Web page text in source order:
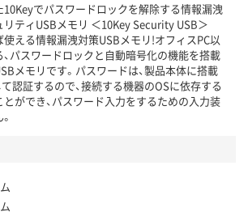
でパスワードロックを解除する情報漏洩
ティUSBメモリ ＜10Key Security USB＞
える情報漏洩対策USBメモリ!オフィスPC以
パスワードロックと自動暗号化の機能を搭載
メモリです。パスワードは、製品本体に搭載
認証するので、接続する機器のOSに依存する
ができ、パスワード入力をするための入力装